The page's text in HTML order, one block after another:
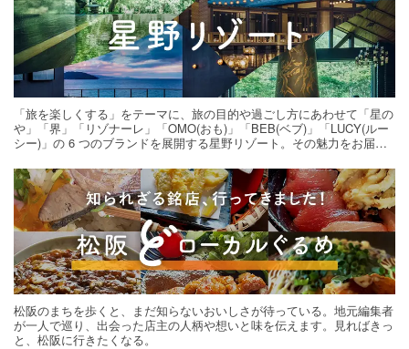
「旅を楽しくする」をテーマに、旅の目的や過ごし方にあわせて「星の
や」「界」「リゾナーレ」「OMO(おも)」「BEB(ベブ)」「LUCY(ルー
シー)」の 6 つのブランドを展開する星野リゾート。その魅力をお届け
松阪のまちを歩くと、まだ知らないおいしさが待っている。地元編集者
が一人で巡り、出会った店主の人柄や想いと味を伝えます。見ればきっ
と、松阪に行きたくなる。